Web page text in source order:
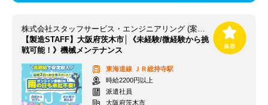
株式会社スタッフサービス・エンジニアリング (案件NO/sse779975)
【製造STAFF】大阪府茨木市│《未経験/微経験から挑
戦可能！》機械メンテナンス
東海道線 ＪＲ総持寺駅
時給2200円以上
派遣社員
大阪府茨木市